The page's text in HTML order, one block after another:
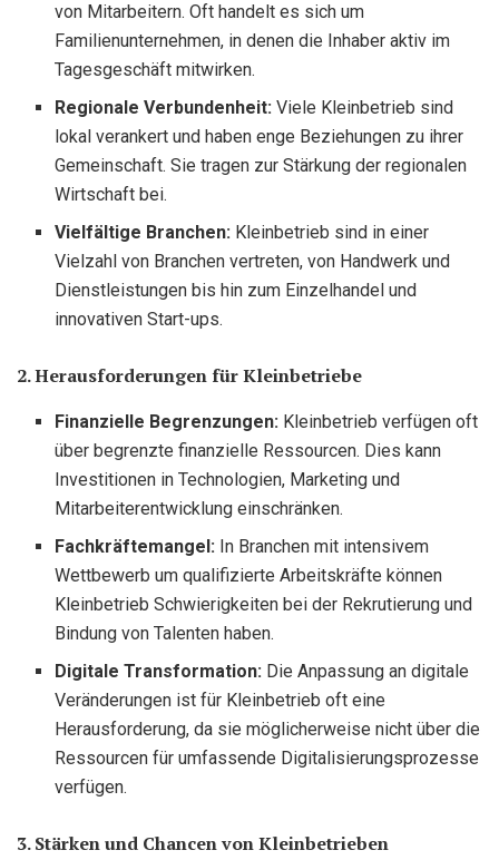
von Mitarbeitern. Oft handelt es sich um
Familienunternehmen, in denen die Inhaber aktiv im
Tagesgeschäft mitwirken.
Regionale Verbundenheit: Viele Kleinbetrieb sind
lokal verankert und haben enge Beziehungen zu ihrer
Gemeinschaft. Sie tragen zur Stärkung der regionalen
Wirtschaft bei.
Vielfältige Branchen: Kleinbetrieb sind in einer
Vielzahl von Branchen vertreten, von Handwerk und
Dienstleistungen bis hin zum Einzelhandel und
innovativen Start-ups.
2. Herausforderungen für Kleinbetriebe
Finanzielle Begrenzungen: Kleinbetrieb verfügen oft
über begrenzte finanzielle Ressourcen. Dies kann
Investitionen in Technologien, Marketing und
Mitarbeiterentwicklung einschränken.
Fachkräftemangel: In Branchen mit intensivem
Wettbewerb um qualifizierte Arbeitskräfte können
Kleinbetrieb Schwierigkeiten bei der Rekrutierung und
Bindung von Talenten haben.
Digitale Transformation: Die Anpassung an digitale
Veränderungen ist für Kleinbetrieb oft eine
Herausforderung, da sie möglicherweise nicht über die
Ressourcen für umfassende Digitalisierungsprozesse
verfügen.
3. Stärken und Chancen von Kleinbetrieben